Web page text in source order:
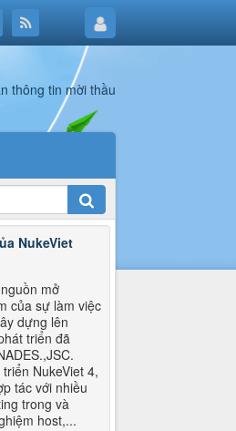
NukeViet
mở
của sự làm việc
dựng lên
triển đã
NukeViet 4,
tác với nhiều
trong và
host,...